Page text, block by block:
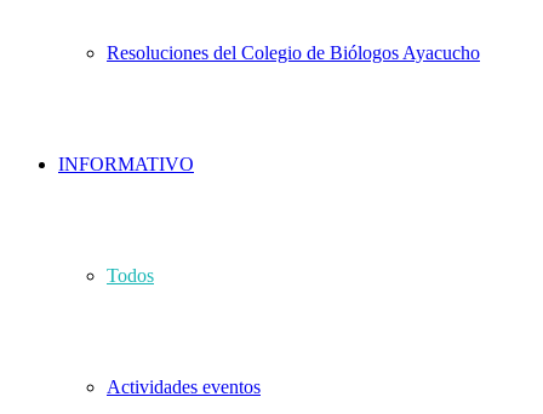
Resoluciones del Colegio de Biólogos Ayacucho
INFORMATIVO
Todos
Actividades eventos